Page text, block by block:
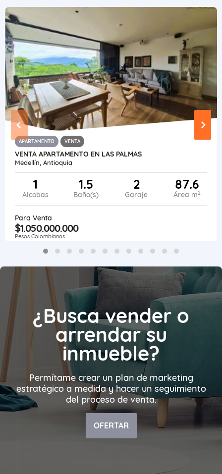
APARTAMENTO VENTA
VENTA APARTAMENTO EN LAS PALMAS
Medellín, Antioquia
1
Alcobas
1.5
Baño(s)
2
Garaje
87.6
Área m2
Para Venta
$1.050.000.000
Pesos Colombianos
¿Busca vender o
arrendar su
inmueble?
Permítame crear un plan de marketing
estratégico a medida y hacer un seguimiento
del proceso de venta.
OFERTAR